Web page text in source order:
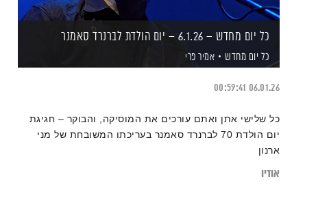
כל יום מחדש – 6.1.26 – יום הולדת לברנרד סאמנר
כל יום מחדש אמיר פרי
06.01.26
00:59:41
כל שלישי אתן ואתם עורכים את המוסיקה, והבוקר – חגיגת
יום הולדת 70 לברנרד סאמנר בעריכתו המשובחת של מני
ארנון
אודיו